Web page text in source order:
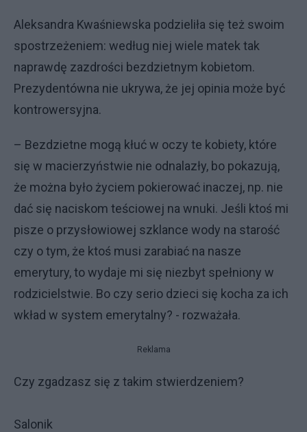
Aleksandra Kwaśniewska podzieliła się też swoim
spostrzeżeniem: według niej wiele matek tak
naprawdę zazdrości bezdzietnym kobietom.
Prezydentówna nie ukrywa, że jej opinia może być
kontrowersyjna.
– Bezdzietne mogą kłuć w oczy te kobiety, które
się w macierzyństwie nie odnalazły, bo pokazują,
że można było życiem pokierować inaczej, np. nie
dać się naciskom teściowej na wnuki. Jeśli ktoś mi
pisze o przysłowiowej szklance wody na starość
czy o tym, że ktoś musi zarabiać na nasze
emerytury, to wydaje mi się niezbyt spełniony w
rodzicielstwie. Bo czy serio dzieci się kocha za ich
wkład w system emerytalny? - rozważała.
Reklama
Czy zgadzasz się z takim stwierdzeniem?
Salonik